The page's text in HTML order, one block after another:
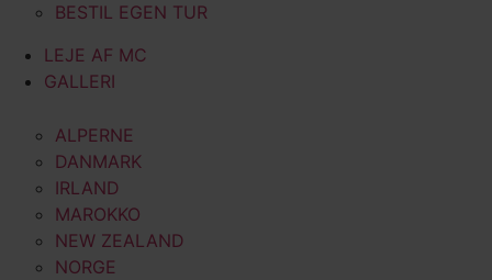
BESTIL EGEN TUR
LEJE AF MC
GALLERI
ALPERNE
DANMARK
IRLAND
MAROKKO
NEW ZEALAND
NORGE